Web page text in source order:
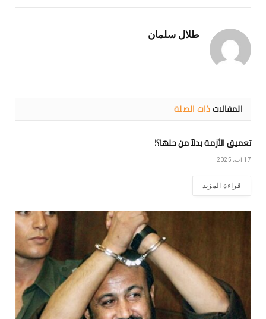
طلال سلمان
المقالاتذات الصلة
تعميق الأزمة بدلاً من حلها؟!
17 آب، 2025
قراءة المزيد